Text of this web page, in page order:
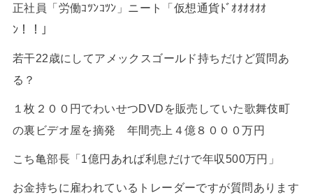
正社員「労働ｺﾂﾝｺﾂﾝ」ニート「仮想通貨ﾄﾞｵｵｵｵｵｵ
ﾝ！！」
若干22歳にしてアメックスゴールド持ちだけど質問あ
る？
１枚２００円でわいせつDVDを販売していた歌舞伎町
の裏ビデオ屋を摘発 年間売上４億８０００万円
こち亀部長「1億円あれば利息だけで年収500万円」
お金持ちに雇われているトレーダーですが質問あります